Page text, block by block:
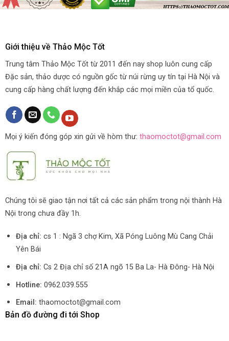
Giới thiệu về Thảo Mộc Tốt
Trung tâm Thảo Mộc Tốt từ 2011 đến nay shop luôn cung cấp
Đặc sản, thảo dược có nguồn gốc từ núi rừng uy tín tại Hà Nội và
cung cấp hàng chất lượng đến khắp các mọi miền của tổ quốc.
Mọi ý kiến đóng góp xin gửi về hòm thư: thaomoctot@gmail.com
Chúng tôi sẽ giao tận nơi tất cả các sản phẩm trong nội thành Hà
Nội trong chưa đầy 1h.
Địa chỉ: cs 1 : Ngã 3 chợ Kim, Xã Póng Luông Mù Cang Chải
Yên Bái
Địa chỉ: Cs 2 Địa chỉ số 21A ngõ 15 Ba La- Hà Đông- Hà Nội
Hotline: 0962.039.555
Email: thaomoctot@gmail.com
Bản đồ đường đi tới Shop